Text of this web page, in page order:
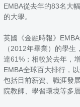
EMBA從去年的83名大
的大學。
英國《金融時報》
（2012年畢業）的學
達61%；相較於去年，
EMBA全球百大排行，
包括目前薪資、職涯發
院教師、學習環境等多